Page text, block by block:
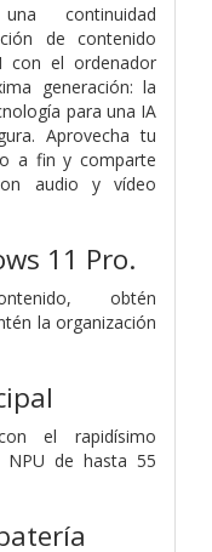
continuidad
de contenido
con el ordenador
generación: la
para una IA
Aprovecha tu
a fin y comparte
audio y vídeo
11 Pro.
obtén
la organización
el rapidísimo
NPU de hasta 55